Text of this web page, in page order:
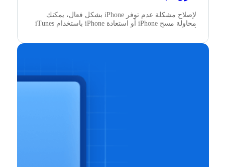
لإصلاح مشكلة عدم توفر iPhone بشكل فعال، يمكنك
محاولة مسح iPhone أو استعادة iPhone باستخدام iTunes